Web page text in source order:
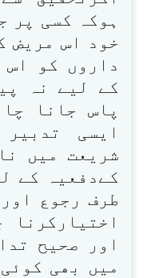
ہوکہ کسی پر
خود اس مریض
داروں کو اس
کے لیے نہ
پاس جانا
ایسی
شریعت میں
کےدفعیہ کے
طرف رجوع
اختیارکرنا
اور صحیح
میں بھی